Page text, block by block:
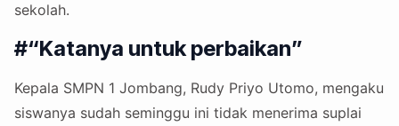
sekolah.
#“Katanya untuk perbaikan”
Kepala SMPN 1 Jombang, Rudy Priyo Utomo, mengaku
siswanya sudah seminggu ini tidak menerima suplai